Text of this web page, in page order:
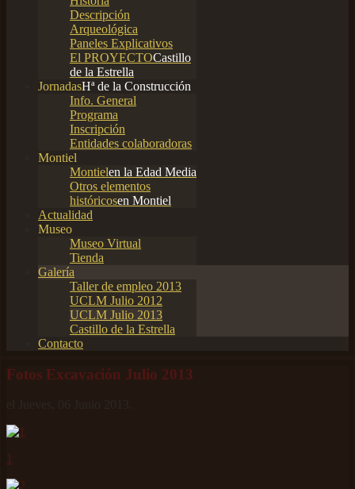
Descripción
Arqueológica
Paneles Explicativos
El PROYECTOCastillo
de la Estrella
JornadasHª de la Construcción
Info. General
Programa
Inscripción
Entidades colaboradoras
Montiel
Montielen la Edad Media
Otros elementos
históricosen Montiel
Actualidad
Museo
Museo Virtual
Tienda
Galería
Taller de empleo 2013
UCLM Julio 2012
UCLM Julio 2013
Castillo de la Estrella
Contacto
Fotos Excavación Julio 2013
1